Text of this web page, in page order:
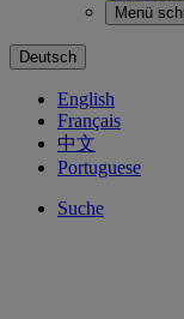
Menü
Deutsch
English
Français
中文
Portuguese
Suche